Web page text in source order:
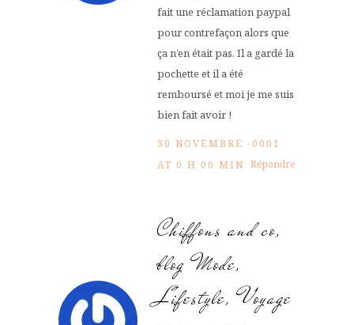
fait une réclamation paypal
pour contrefaçon alors que
ça n’en était pas. Il a gardé la
pochette et il a été
remboursé et moi je me suis
bien fait avoir !
30 NOVEMBRE -0001
AT 0 H 00 MIN Répondre
Chiffons and co,
blog Mode,
Lifestyle, Voyage